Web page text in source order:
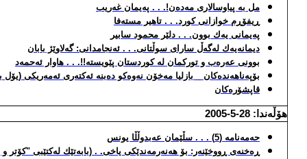
مل به‌ پیاوسالاری مه‌ده‌ن!. . . په‌یمان غه‌ریب
ڕیفۆڕم خوازانی كورد. . . تاهیر مسته‌فا
په‌یمانی یه‌ك بوون. . . دلێر محمود سابیر
دیمانه‌یه‌ك له‌گه‌ڵ سارای سوڵتانی. . . ئه‌نجامدانی: گه‌لاوێژ بابان
بوونی عه‌ره‌ب و توركمان له‌ كوردستان پێویسته‌!!. . . هاوار ئه‌حمه‌د
بۆپه‌ناهه‌نده‌كان _ بازلیا مه‌خۆن نه‌وه‌كو ده‌بنه‌ ئه‌كته‌ری ئه‌مه‌ریكی
قاپشۆره‌كان
هۆڵه‌ندا: 28-5-2005
حه‌مه‌نامه‌ (5) . . . سڵێمان عه‌بدوڵڵا یونس
ڕه‌خنه‌ی ڕووخێنه‌ر: بۆ هه‌نه‌رمه‌ندێكی یاخی. . (بابه‌تێك له‌كتێبی "كۆتر